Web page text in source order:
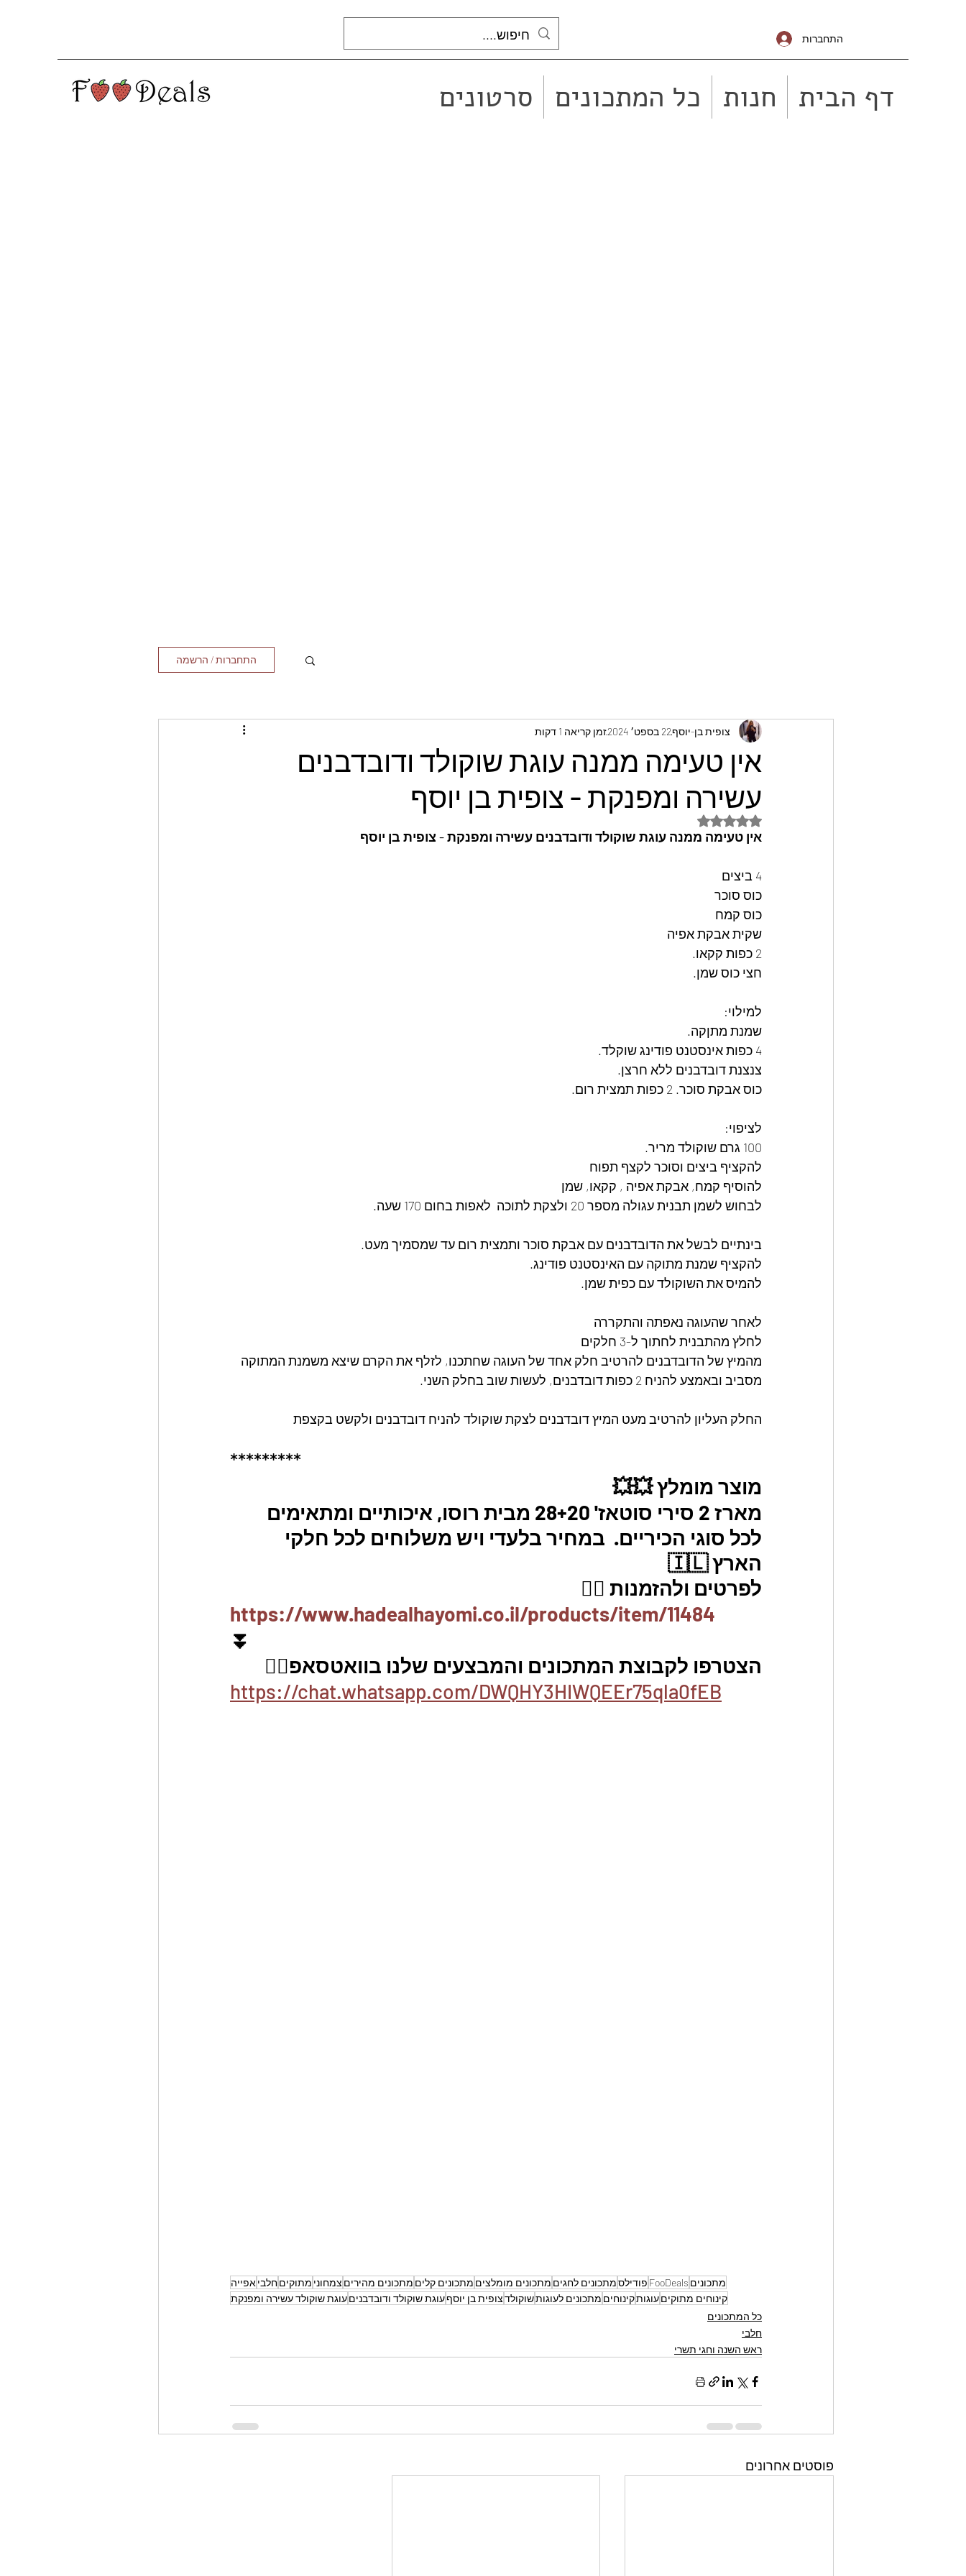
התחברות
דף הבית חנות כל המתכונים סרטונים
התחברות / הרשמה
אין טעימה ממנה עוגת שוקולד ודובדבנים
עשירה ומפנקת - צופית בן יוסף
צופית בן-יוסף22 בספט׳ 2024 זמן קריאה 1 דקות
דירוג של NaN מתוך 5 כוכבים
אין טעימה ממנה עוגת שוקולד ודובדבנים עשירה ומפנקת - צופית בן יוסף
4 ביצים
כוס סוכר
כוס קמח
שקית אבקת אפיה
2 כפות קקאו.
חצי כוס שמן.
למילוי:
שמנת מתןקה.
4 כפות אינסטנט פודינג שוקלד.
צנצנת דובדבנים ללא חרצן.
כוס אבקת סוכר. 2 כפות תמצית רום.
לציפוי:
100 גרם שוקולד מריר.
להקציף ביצים וסוכר לקצף תפוח
להוסיף קמח, אבקת אפיה , קקאו, שמן
לבחוש לשמן תבנית עגולה מספר 20 ולצקת לתוכה  לאפות בחום 170 שעה.
בינתיים לבשל את הדובדבנים עם אבקת סוכר ותמצית רום עד שמסמיך מעט.
להקציף שמנת מתוקה עם האינסטנט פודינג.
להמיס את השוקולד עם כפית שמן.
לאחר שהעוגה נאפתה והתקררה
לחלץ מהתבנית לחתוך ל-3 חלקים
מהמיץ של הדובדבנים להרטיב חלק אחד של העוגה שחתכנו, לזלף את הקרם שיצא משמנת המתוקה
מסביב ובאמצע להניח 2 כפות דובדבנים, לעשות שוב בחלק השני.
החלק העליון להרטיב מעט המיץ דובדבנים לצקת שוקולד להניח דובדבנים ולקשט בקצפת
*********
מוצר מומלץ 💥💥
מארז 2 סירי סוטאז' 28+20 מבית רוסו, איכותיים ומתאימים
לכל סוגי הכיריים.  במחיר בלעדי ויש משלוחים לכל חלקי
הארץ 🇮🇱
לפרטים ולהזמנות 👇🏼
https://www.hadealhayomi.co.il/products/item/11484
⏬
הצטרפו לקבוצת המתכונים והמבצעים שלנו בוואטסאפ👇🏽
https://chat.whatsapp.com/DWQHY3HIWQEEr75qla0fEB
מתכונים FooDeals פודילסמתכונים לחגים מתכונים מומלצים מתכונים קלים מתכונים מהירים צמחוני מתוקיםחלביאפייה
קינוחים מתוקיםעוגותקינוחים מתכונים לעוגותשוקולדצופית בן יוסףעוגת שוקולד ודובדבניםעוגת שוקולד עשירה ומפנקת
כל המתכונים
חלבי
ראש השנה וחגי תשרי
פוסטים אחרונים